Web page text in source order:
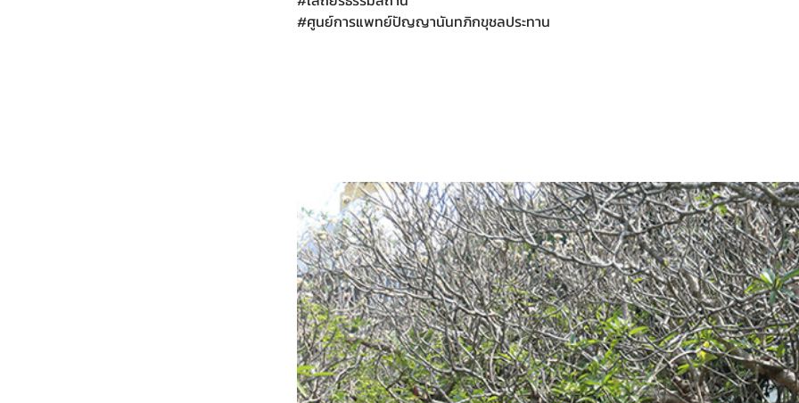
#ศูนย์การแพทย์ปัญญานันทภิกขุชลประทาน